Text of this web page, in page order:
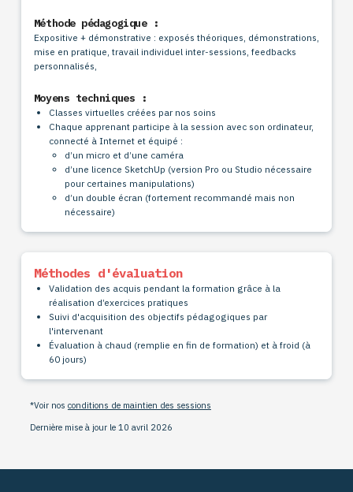
Méthode pédagogique :
Expositive + démonstrative : exposés théoriques, démonstrations,
mise en pratique, travail individuel inter-sessions, feedbacks
personnalisés,
Moyens techniques :
Classes virtuelles créées par nos soins
Chaque apprenant participe à la session avec son ordinateur,
connecté à Internet et équipé :
d’un micro et d’une caméra
d’une licence SketchUp (version Pro ou Studio nécessaire
pour certaines manipulations)
d’un double écran (fortement recommandé mais non
nécessaire)
Méthodes d'évaluation
Validation des acquis pendant la formation grâce à la
réalisation d’exercices pratiques
Suivi d'acquisition des objectifs pédagogiques par
l'intervenant
Évaluation à chaud (remplie en fin deformation) et à froid (à
60 jours)
*Voir nos conditions de maintien des sessions
Dernière mise à jour le 10 avril 2026